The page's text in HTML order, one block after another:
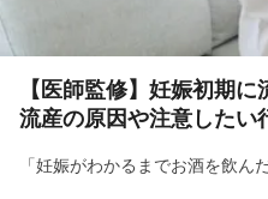
【医師監修】妊娠初期
流産の原因や注意したい
「妊娠がわかるまでお酒を飲ん